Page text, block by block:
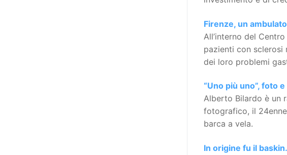
Firenze, un
All’interno del
pazienti con sclerosi
dei loro problemi
“Uno più uno”, foto
Alberto Bilardo è un
fotografico, il
barca a vela.
In origine fu il